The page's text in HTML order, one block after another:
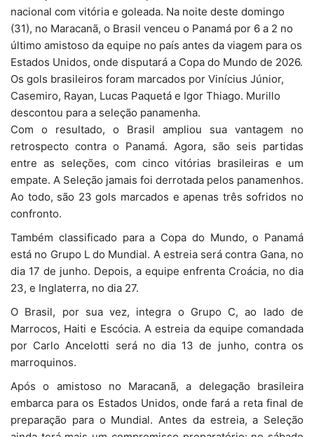
nacional com vitória e goleada. Na noite deste domingo
(31), no Maracanã, o Brasil venceu o Panamá por 6 a 2 no
último amistoso da equipe no país antes da viagem para os
Estados Unidos, onde disputará a Copa do Mundo de 2026.
Os gols brasileiros foram marcados por Vinícius Júnior,
Casemiro, Rayan, Lucas Paquetá e Igor Thiago. Murillo
descontou para a seleção panamenha.
Com o resultado, o Brasil ampliou sua vantagem no
retrospecto contra o Panamá. Agora, são seis partidas
entre as seleções, com cinco vitórias brasileiras e um
empate. A Seleção jamais foi derrotada pelos panamenhos.
Ao todo, são 23 gols marcados e apenas três sofridos no
confronto.
Também classificado para a Copa do Mundo, o Panamá
está no Grupo L do Mundial. A estreia será contra Gana, no
dia 17 de junho. Depois, a equipe enfrenta Croácia, no dia
23, e Inglaterra, no dia 27.
O Brasil, por sua vez, integra o Grupo C, ao lado de
Marrocos, Haiti e Escócia. A estreia da equipe comandada
por Carlo Ancelotti será no dia 13 de junho, contra os
marroquinos.
Após o amistoso no Maracanã, a delegação brasileira
embarca para os Estados Unidos, onde fará a reta final de
preparação para o Mundial. Antes da estreia, a Seleção